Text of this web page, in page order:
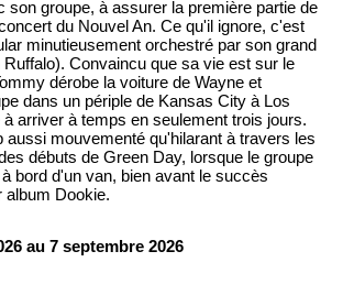
son groupe, à assurer la première partie de
du Nouvel An. Ce qu'il ignore, c'est
minutieusement orchestré par son grand
Convaincu que sa vie est sur le
dérobe la voiture de Wayne et
dans un périple de Kansas City à Los
arriver à temps en seulement trois jours.
aussi mouvementé qu'hilarant à travers les
débuts de Green Day, lorsque le groupe
bord d'un van, bien avant le succès
album Dookie.
au 7 septembre 2026